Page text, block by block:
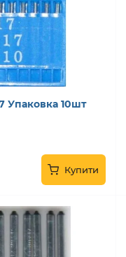
Упаковка 10шт
Купити